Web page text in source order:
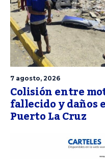
7 agosto, 2026
Colisión entre
fallecido y daños
Puerto La Cruz